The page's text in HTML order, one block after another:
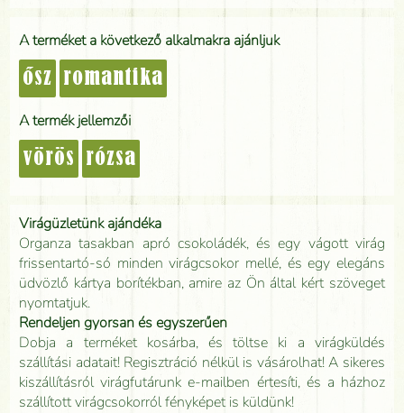
A terméket a következő alkalmakra ajánljuk
ősz romantika
A termék jellemzői
vörös rózsa
Virágüzletünk ajándéka
Organza tasakban apró csokoládék, és egy vágott virág
frissentartó-só minden virágcsokor mellé, és egy elegáns
üdvözlő kártya borítékban, amire az Ön által kért szöveget
nyomtatjuk.
Rendeljen gyorsan és egyszerűen
Dobja a terméket kosárba, és töltse ki a virágküldés
szállítási adatait! Regisztráció nélkül is vásárolhat! A sikeres
kiszállításról virágfutárunk e-mailben értesíti, és a házhoz
szállított virágcsokorról fényképet is küldünk!